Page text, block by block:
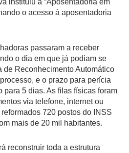
o acesso à aposentadoria
passaram a receber
o dia em que já podiam se
de Reconhecimento Automático
e o prazo para perícia
para 5 dias. As filas físicas foram
via telefone, internet ou
720 postos do INSS
mais de 20 mil habitantes.
reconstruir toda a estrutura